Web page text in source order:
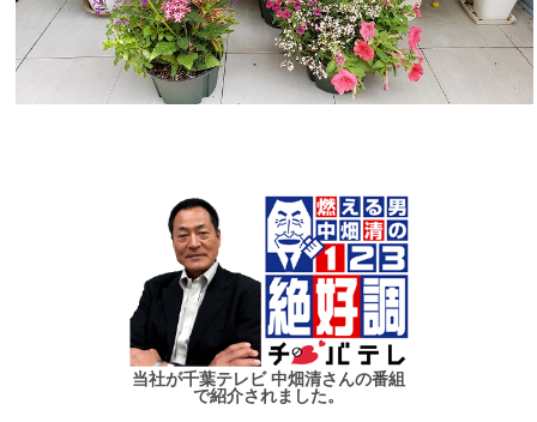
当社が千葉テレビ 中畑清さんの番組
で紹介されました。